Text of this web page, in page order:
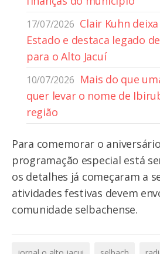
17/07/2026 Clair Kuhn
Estado e destaca legado
para o Alto Jacuí
10/07/2026 Mais do que
quer levar o nome de
região
Para comemorar o
programação especial está
os detalhes já começaram a
atividades festivas devem
comunidade selbachense.